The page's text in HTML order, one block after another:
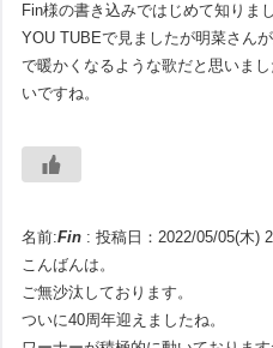
Fin様の書き込みではじめて知りまし
YOU TUBEで見ましたが明菜さん
で暖かくなるような歌だと思いま
いですね。
名前:Fin : 投稿日：2022/05/05(木)
こんばんは。
ご無沙汰しております。
ついに40周年迎えましたね。